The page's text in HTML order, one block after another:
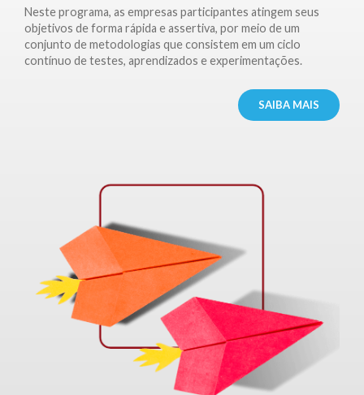
Neste programa, as empresas participantes atingem seus
objetivos de forma rápida e assertiva, por meio de um
conjunto de metodologias que consistem em um ciclo
contínuo de testes, aprendizados e experimentações.
SAIBA MAIS